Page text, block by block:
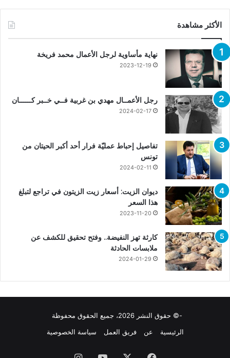
الأكثر مشاهدة
نهاية مأساوية لرجل الأعمال محمد فريخة
2023-12-19
رجل الأعمــال مهدي بن غربية فــي خــبر كــــــان
2024-02-17
تفاصيل إحباط عمليّة فرار أحد أكبر الحيتان من
تونس
2024-02-11
ديوان الزيت: أسعار زيت الزيتون في تراجع لتبلغ
هذا السعر
2023-11-20
كارثة تهز النفيضة.. وفتح تحقيق للكشف عن
ملابسات الحادثة
2024-01-29
-© حقوق النشر 2026، جميع الحقوق محفوظة
الرئيسية
عن فريق العمل سياسة الخصوصية